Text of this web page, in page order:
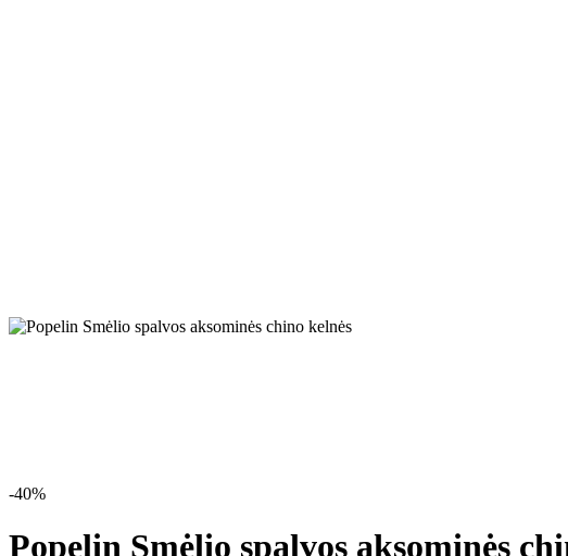
-40%
Popelin Smėlio spalvos aksominės